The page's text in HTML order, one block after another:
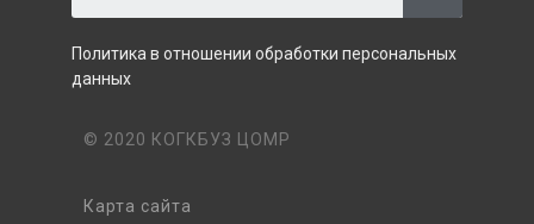
Политика в отношении обработки персональных
данных
© 2020 КОГКБУЗ ЦОМР
Карта сайта